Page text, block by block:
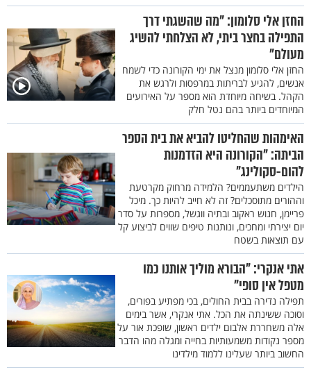
החזן אלי סלומון: "מה שהשגתי דרך
התפילה בחצר ביתי, לא הצלחתי להשיג
מעולם"
החזן אלי סלומון מנצל את ימי הקורונה כדי לשמח
אנשים, להגיע לבריתות במרפסות ולרגש את
הקהל. בשיחה מיוחדת הוא מספר על האירועים
המיוחדים ביותר בהם נטל חלק
האימהות שהחליטו להביא את בית הספר
הביתה: "הקורונה היא הזדמנות
להום-סקולינג"
הילדים משתעממים? הלמידה מרחוק מקרטעת
וההורים מתוסכלים? זה לא חייב להיות כך. מיכל
פריימן, חנוש ראקוב ובתיה ווגשל, מספרות על סדר
יום יצירתי ומחכים, ונותנות טיפים שווים לביצוע קל
עם תוצאות בשטח
אתי אנקרי: "הבורא מוליך אותנו כמו
מטפל אין סופי"
תפילה נדירה בבית החולים, בכי מפתיע בפורים,
וסוכה ששינתה את הכל. אתי אנקרי, אשר בימים
אלה משחררת אלבום ילדים ראשון, שופכת אור על
מספר נקודות משמעותיות בחייה ומגלה מהו הדבר
החשוב ביותר שעלינו ללמוד מילדינו